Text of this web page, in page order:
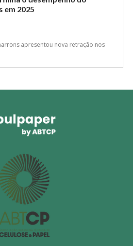
o desempenho do
apresentou nova retração nos